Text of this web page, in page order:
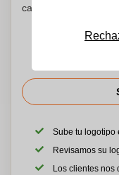
canasta de compras
Sube tu logotipo
Revisamos su
Los clientes nos